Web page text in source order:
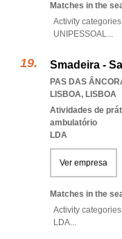
Matches in the
Activity
UNIPESSOAL...
Smadeira -
PAS DAS
LISBOA, LISBOA
Atividades de
ambulatório
LDA
Ver empresa
Matches in the
Activity
LDA...